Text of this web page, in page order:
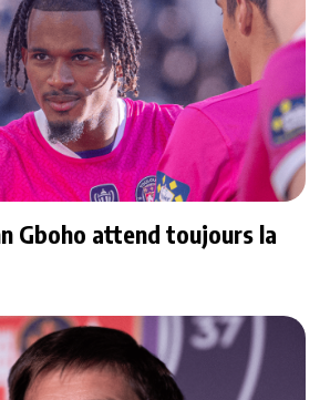
Gboho attend toujours la